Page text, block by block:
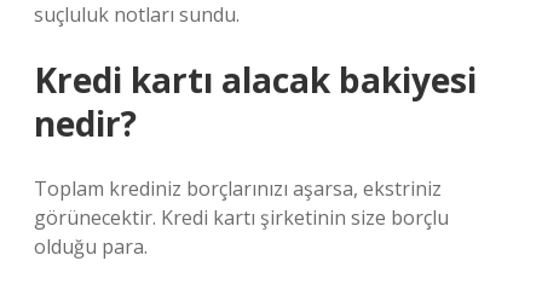
suçluluk notları sundu.
Kredi kartı alacak bakiyesi
nedir?
Toplam krediniz borçlarınızı aşarsa, ekstriniz
görünecektir. Kredi kartı şirketinin size borçlu
olduğu para.